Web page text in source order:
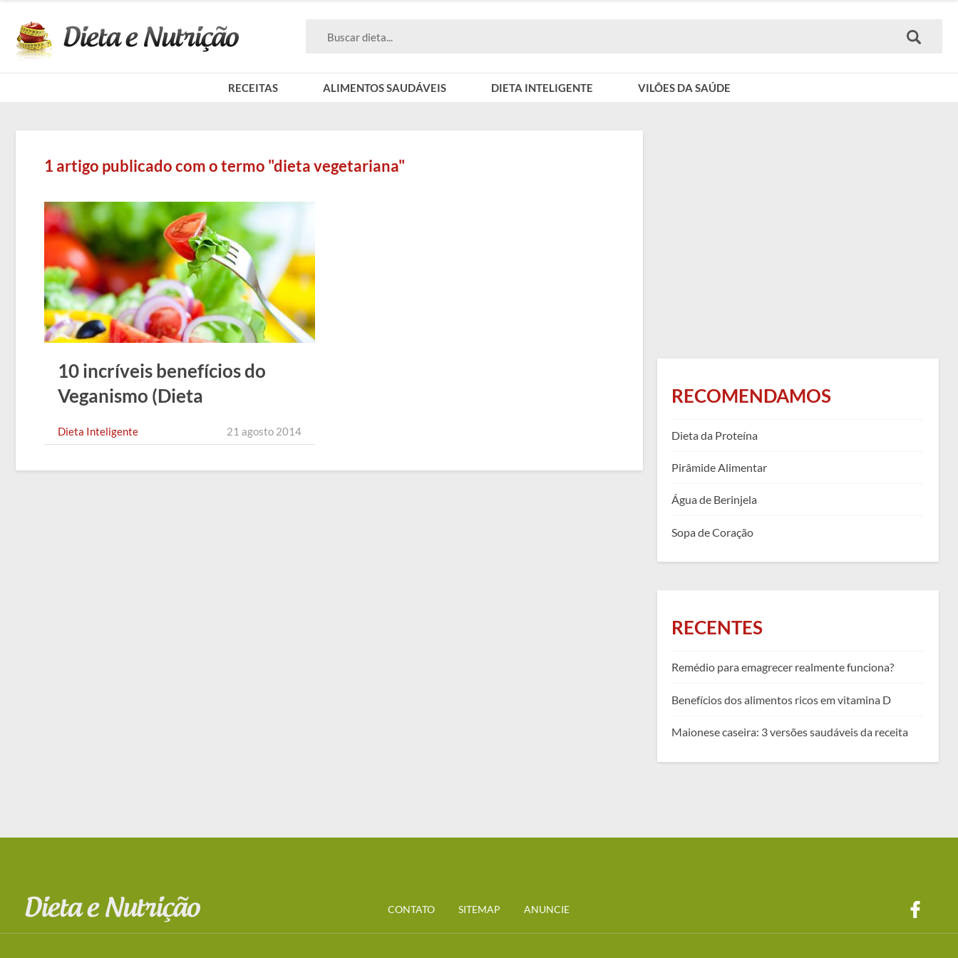
RECEITAS ALIMENTOS SAUDÁVEIS DIETA INTELIGENTE VILÕES DA SAÚDE
1 artigo publicado com o termo "dieta vegetariana"
10 incríveis benefícios do
Veganismo (Dieta
Dieta Inteligente 21 agosto 2014
RECOMENDAMOS
Dieta da Proteína
Pirâmide Alimentar
Água de Berinjela
Sopa de Coração
RECENTES
Remédio para emagrecer realmente funciona?
Benefícios dos alimentos ricos em vitamina D
Maionese caseira: 3 versões saudáveis da receita
CONTATO SITEMAP ANUNCIE